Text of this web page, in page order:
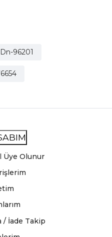
Dn-96201
Üye Olunur
/ İade Takip